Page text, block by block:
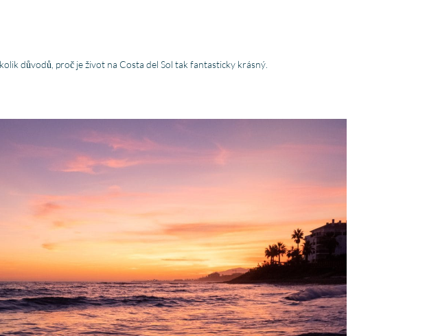
důvodů, proč je život na Costa del Sol tak fantasticky krásný.